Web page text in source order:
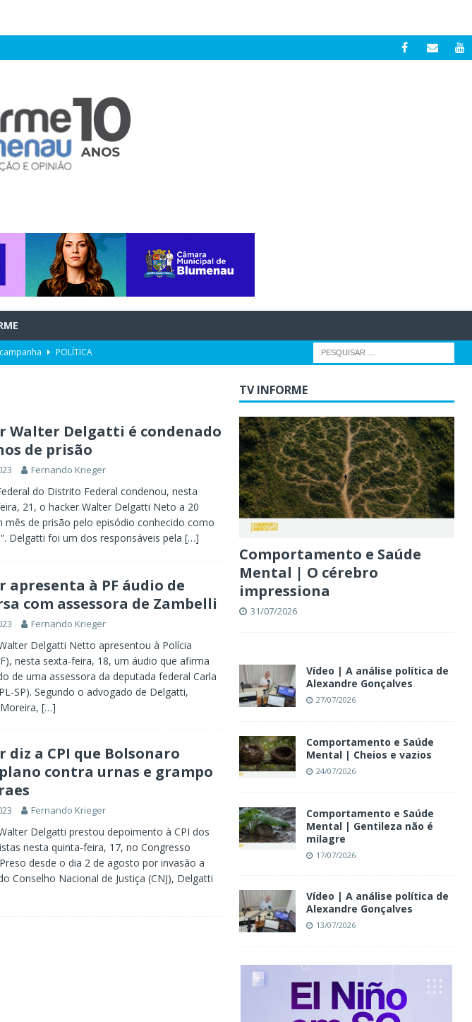
POLÍTICA
POLÍTICA
TV INFORME BLUMENAU
Walter Delgatti é condenado
de prisão
Fernando Krieger
do Distrito Federal condenou, nesta
21, o hacker Walter Delgatti Neto a 20
mês de prisão pelo episódio conhecido como
Delgatti foi um dos responsáveis pela […]
apresenta à PF áudio de
com assessora de Zambelli
Fernando Krieger
Delgatti Netto apresentou à Polícia
nesta sexta-feira, 18, um áudio que afirma
de uma assessora da deputada federal Carla
SP). Segundo o advogado de Delgatti,
[…]
diz a CPI que Bolsonaro
contra urnas e grampo
Fernando Krieger
Delgatti prestou depoimento à CPI dos
nesta quinta-feira, 17, no Congresso
desde o dia 2 de agosto por invasão a
Conselho Nacional de Justiça (CNJ), Delgatti
TV INFORME
Comportamento e Saúde
Mental | O cérebro
impressiona
31/07/2026
Vídeo | A análise política de
Alexandre Gonçalves
27/07/2026
Comportamento e Saúde
Mental | Cheios e vazios
24/07/2026
Comportamento e Saúde
Mental | Gentileza não é
milagre
17/07/2026
Vídeo | A análise política de
Alexandre Gonçalves
13/07/2026